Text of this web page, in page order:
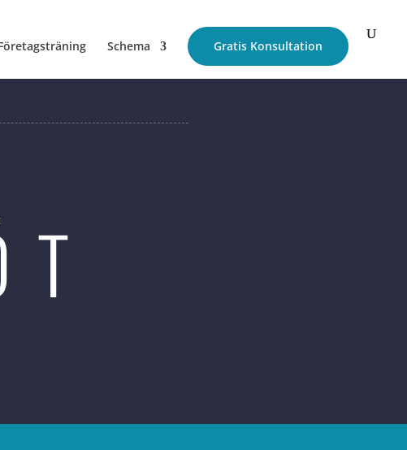
Schema Gratis Konsultation